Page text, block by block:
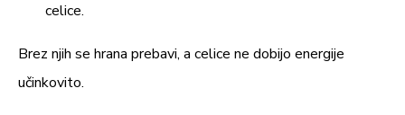
Silicij (iz bambusa)
140 mg
n.d.
celice.
Brez njih se hrana prebavi, a celice ne dobijo energije
učinkovito.